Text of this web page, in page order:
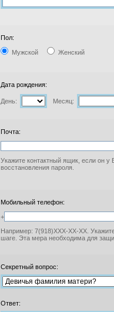
Пол:
Мужской Женский
Дата рождения:
День: Месяц:
Почта:
Укажите контактный ящик, если он у
восстановления пароля.
Мобильный телефон:
+
Например: 7(918)XXX-XX-XX.
шаге. Эта мера необходима для
Секретный вопрос:
Ответ: